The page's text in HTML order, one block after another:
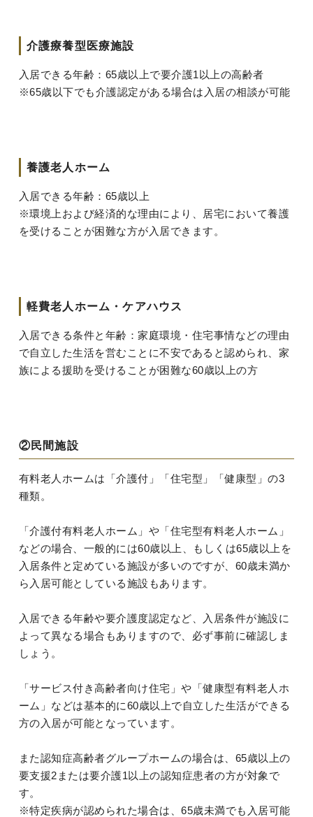
介護療養型医療施設
入居できる年齢：65歳以上で要介護1以上の高齢者
※65歳以下でも介護認定がある場合は入居の相談が可能
養護老人ホーム
入居できる年齢：65歳以上
※環境上および経済的な理由により、居宅において養護
を受けることが困難な方が入居できます。
軽費老人ホーム・ケアハウス
入居できる条件と年齢：家庭環境・住宅事情などの理由
で自立した生活を営むことに不安であると認められ、家
族による援助を受けることが困難な60歳以上の方
②民間施設
有料老人ホームは「介護付」「住宅型」「健康型」の3
種類。
「介護付有料老人ホーム」や「住宅型有料老人ホーム」
などの場合、一般的には60歳以上、もしくは65歳以上を
入居条件と定めている施設が多いのですが、60歳未満か
ら入居可能としている施設もあります。
入居できる年齢や要介護度認定など、入居条件が施設に
よって異なる場合もありますので、必ず事前に確認しま
しょう。
「サービス付き高齢者向け住宅」や「健康型有料老人ホ
ーム」などは基本的に60歳以上で自立した生活ができる
方の入居が可能となっています。
また認知症高齢者グループホームの場合は、65歳以上の
要支援2または要介護1以上の認知症患者の方が対象で
す。
※特定疾病が認められた場合は、65歳未満でも入居可能